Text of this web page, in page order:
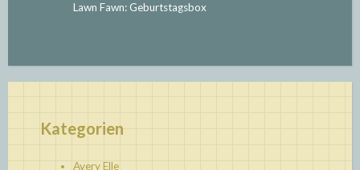
Lawn Fawn: Geburtstagsbox
Kategorien
Avery Elle